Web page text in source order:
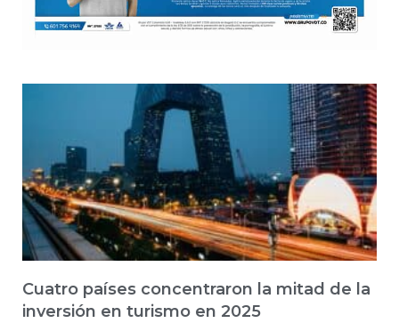
Cuatro países concentraron la mitad de la
inversión en turismo en 2025